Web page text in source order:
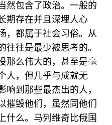
然包含了政治。一般的
期存在并且深埋人心
，都属于社会习俗。从
往往是最少被思考的。
那么伟大的，甚至是毫
人，但几乎与成就无
响到那些最杰出的人，
摧毁他们，虽然同他们
什么。马列维奇比俄国